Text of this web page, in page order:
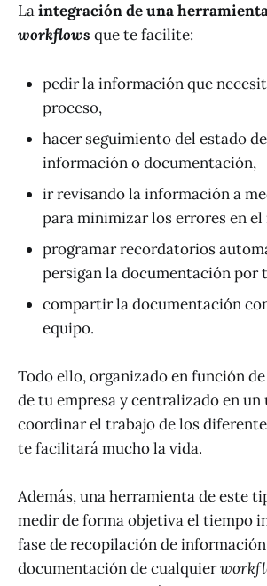
Laintegración de una
workflows que te facilite:
pedir la información que
proceso,
hacer seguimiento del estado
información o documentación,
ir revisando la información a
para minimizar los errores en
programar recordatorios
persigan la documentación por
compartir la documentación
equipo.
Todo ello, organizado en función
de tu empresa y centralizado en un
coordinar el trabajo de los
te facilitará mucho la vida.
Además, una herramienta de este
medir de forma objetiva el tiempo
fase de recopilación de
documentación de cualquier